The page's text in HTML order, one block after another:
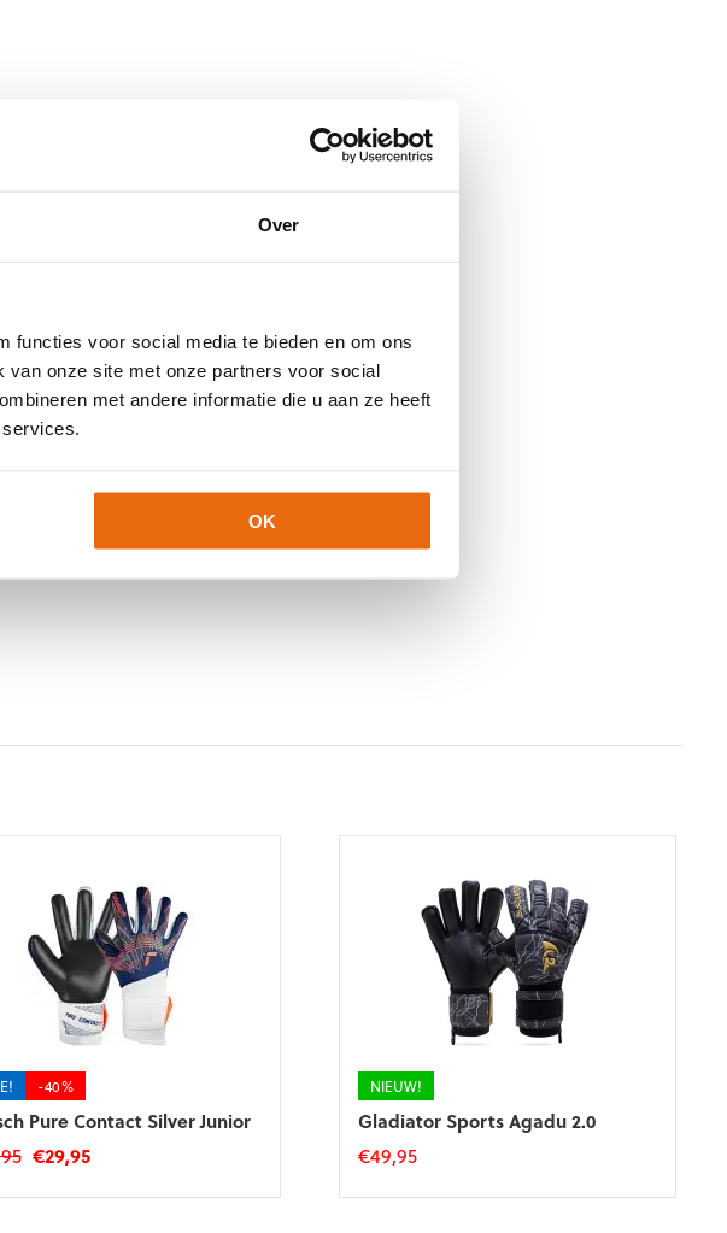
Over
functies voor social media te bieden en om ons
onze site met onze partners voor social
met andere informatie die u aan ze heeft
OK
-40%
Pure Contact Silver Junior
Oorspronkelijke
€29,95Huidige
NIEUW!
Gladiator Sports Agadu 2.0
€49,95
Dit